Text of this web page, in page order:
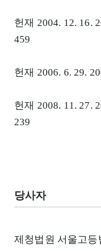
헌재 2004. 12. 16.
459
헌재 2006. 6. 29.
헌재 2008. 11. 27.
239
당사자
제청법원 서울고등